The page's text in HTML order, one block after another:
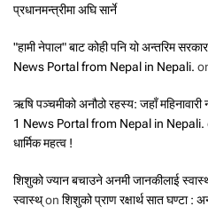
प्रधानमन्त्रीमा अघि सार्ने
"हामी नेपाल" बाट कोही पनि यो अन्तरिम
News Portal from Nepal in Nepali.
ऋषि पञ्चमीको अनौठो रहस्य: जहाँ
1 News Portal from Nepal in Nepali.
धार्मिक महत्व !
शिशुको ज्यान बचाउने अनमी जानकीलाई
स्वास्थ्on शिशुको प्राण रक्षार्थ सात घण्टा :